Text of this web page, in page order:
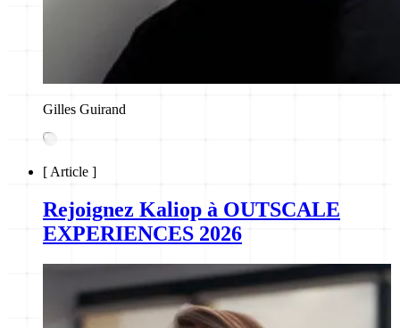
Gilles Guirand
[Article ]
Rejoignez Kaliop à OUTSCALE
EXPERIENCES 2026